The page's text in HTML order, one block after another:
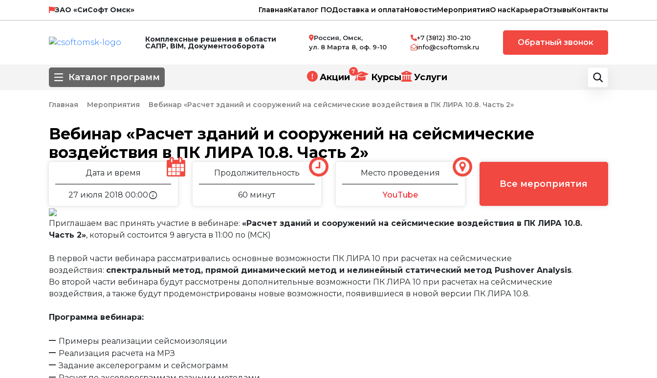
ЗАО «СиСофт Омск» ГлавнаяКаталог ПОДоставка и оплатаНовостиМероприятияО насКарьераОтзывыКонтакты
Комплексные решения в области
САПР, BIM, Документооборота
Россия, Омск,
ул. 8 Марта 8, оф. 9-10
+7 (3812) 310-210
info@csoftomsk.ru
Обратный звонок
Каталог программ
НТП Трубопровод SCAD Soft
Направление
3D-моделирование
BIM Автоматизированное проектирование
Базовые САПРИнженерные сети
Обработка сканированных изображений
Оформление чертежей
ПОС, ППР
Строительство и архитектура
ЕСКД Машиностроение
Инженерный анализЭлектротехнические решения
Системы контроля и автоматики
Инженерные изыскания
Магистральные трубопроводы
Технологические решения
ДокументооборотЭлектронный архив
Визуализация
Нормативно-техническая документация
Другое Управление объектами недвижимости
Разработка радиоэлектронных устройств
Корпоративные системы
Акции
7
Курсы Услуги
Главная Мероприятия Вебинар «Расчет зданий и сооружений на сейсмические воздействия в ПК ЛИРА 10.8. Часть 2»
Вебинар «Расчет зданий и сооружений на сейсмические
воздействия в ПК ЛИРА 10.8. Часть 2»
Дата и время
27 июля 2018 00:00info
Продолжительность
60 минут
Место проведения
YouTube
Все мероприятия
Приглашаем вас принять участие в вебинаре: «Расчет зданий и сооружений на сейсмические воздействия в ПК ЛИРА 10.8.
Часть 2», который состоится 9 августа в 11:00 по (МСК)
В первой части вебинара рассматривались основные возможности ПК ЛИРА 10 при расчетах на сейсмические
воздействия: спектральный метод, прямой динамический метод и нелинейный статический метод Pushover Analysis.
Во второй части вебинара будут рассмотрены дополнительные возможности ПК ЛИРА 10 при расчетах на сейсмические
воздействия, а также будут продемонстрированы новые возможности, появившиеся в новой версии ПК ЛИРА 10.8.
Программа вебинара:
Примеры реализации сейсмоизоляции
Реализация расчета на МРЗ
Задание акселерограмм и сейсмограмм